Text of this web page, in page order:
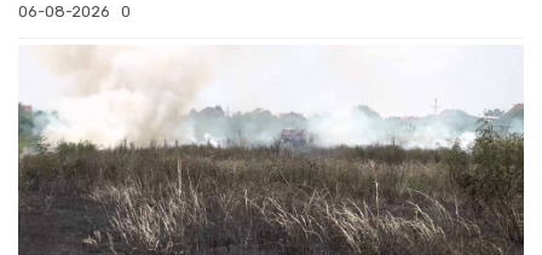
06-08-2026 0